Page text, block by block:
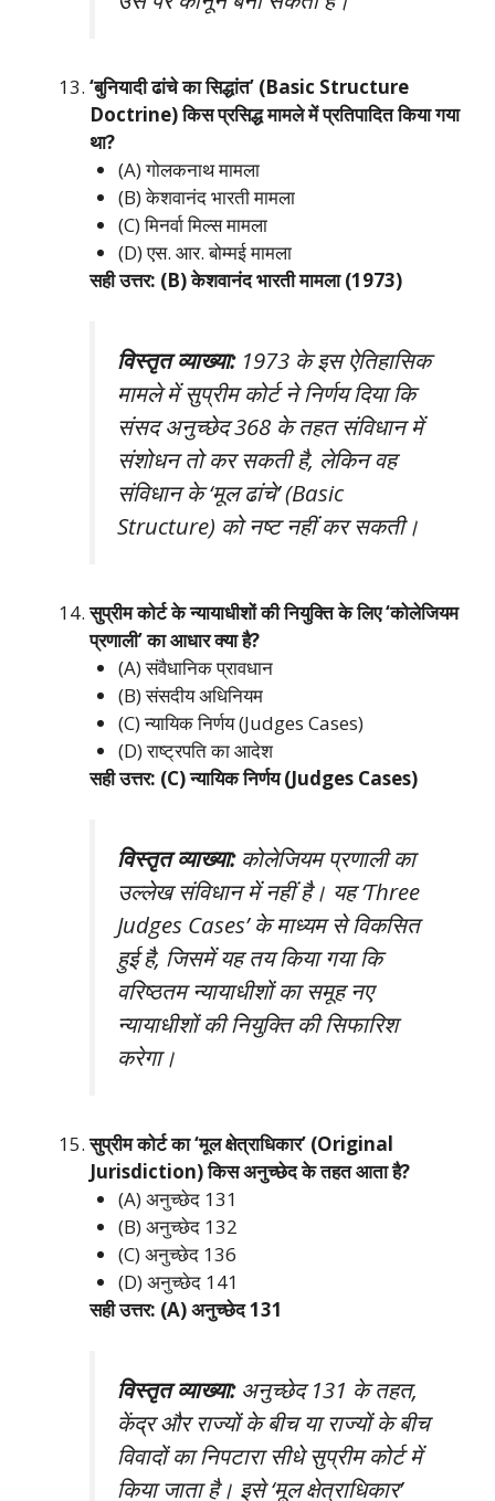
‘बुनियादी ढांचे का सिद्धांत’ (Basic Structure
Doctrine) किस प्रसिद्ध मामले में प्रतिपादित किया गया
था?
(A) गोलकनाथ मामला
(B) केशवानंद भारती मामला
(C) मिनर्वा मिल्स मामला
(D) एस. आर. बोम्मई मामला
सही उत्तर: (B) केशवानंद भारती मामला (1973)
विस्तृत व्याख्या:1973 के इस ऐतिहासिक
मामले में सुप्रीम कोर्ट ने निर्णय दिया कि
संसद अनुच्छेद 368 के तहत संविधान में
संशोधन तो कर सकती है, लेकिन वह
संविधान के ‘मूल ढांचे’ (Basic
Structure) को नष्ट नहीं कर सकती।
सुप्रीम कोर्ट के न्यायाधीशों की नियुक्ति के लिए ‘कोलेजियम
प्रणाली’ का आधार क्या है?
(A) संवैधानिक प्रावधान
(B) संसदीय अधिनियम
(C) न्यायिक निर्णय (Judges Cases)
(D) राष्ट्रपति का आदेश
सही उत्तर: (C) न्यायिक निर्णय (Judges Cases)
विस्तृत व्याख्या:कोलेजियम प्रणाली का
उल्लेख संविधान में नहीं है। यह ‘Three
Judges Cases’ के माध्यम से विकसित
हुई है, जिसमें यह तय किया गया कि
वरिष्ठतम न्यायाधीशों का समूह नए
न्यायाधीशों की नियुक्ति की सिफारिश
करेगा।
सुप्रीम कोर्ट का ‘मूल क्षेत्राधिकार’ (Original
Jurisdiction) किस अनुच्छेद के तहत आता है?
(A) अनुच्छेद 131
(B) अनुच्छेद 132
(C) अनुच्छेद 136
(D) अनुच्छेद 141
सही उत्तर: (A) अनुच्छेद 131
विस्तृत व्याख्या:अनुच्छेद 131 के तहत,
केंद्र और राज्यों के बीच या राज्यों के बीच
विवादों का निपटारा सीधे सुप्रीम कोर्ट में
किया जाता है। इसे ‘मूल क्षेत्राधिकार’